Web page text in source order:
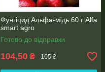
Фунгіцид Альфа-мідь 60 г Alfa
smart agro
Готово до відправки
104,50 ₴ 105 ₴